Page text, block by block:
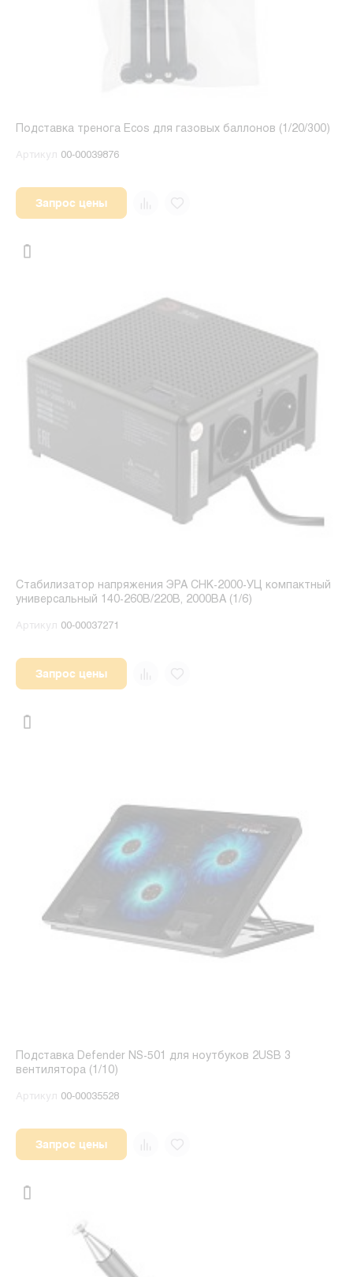
Подставка тренога Ecos для газовых баллонов (1/20/300)
Артикул 00-00039876
Запрос цены
Стабилизатор напряжения ЭРА CНК-2000-УЦ компактный
универсальный 140-260В/220В, 2000ВА (1/6)
Артикул 00-00037271
Запрос цены
Подставка Defender NS-501 для ноутбуков 2USB 3
вентилятора (1/10)
Артикул 00-00035528
Запрос цены